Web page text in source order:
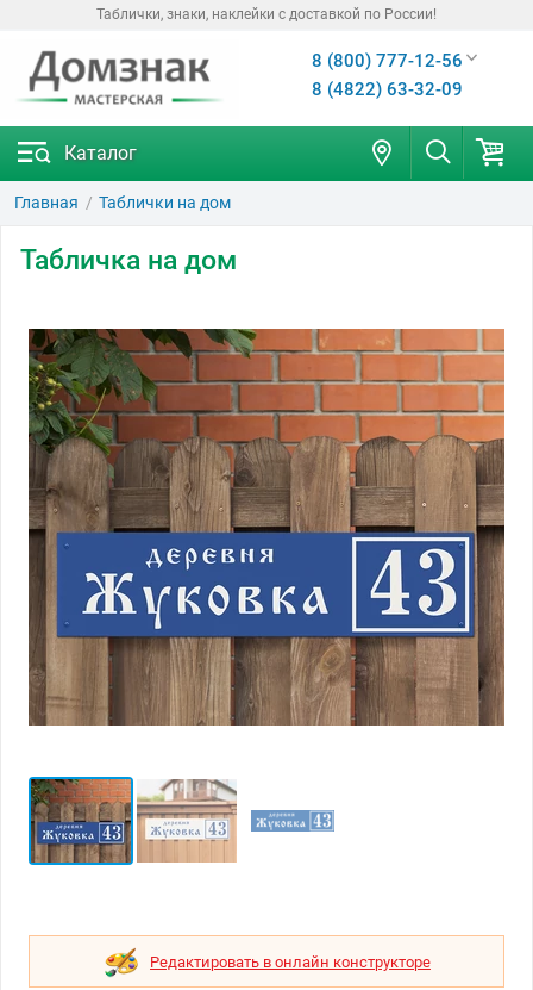
Таблички, знаки, наклейки с доставкой по России!
8 (800) 777-12-56
8 (4822) 63-32-09
Каталог
Главная Таблички на дом
Табличка на дом
Редактировать в онлайн конструкторе